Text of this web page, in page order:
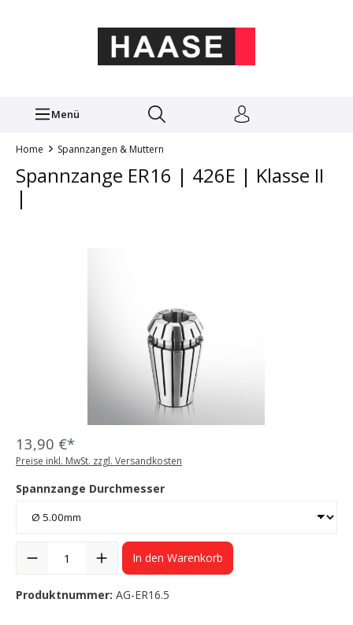
Menü
Home Spannzangen & Muttern
Spannzange ER16 | 426E | Klasse II
|
13,90 €*
Preise inkl. MwSt. zzgl. Versandkosten
Spannzange Durchmesser
In den Warenkorb
Produktnummer: AG-ER16.5